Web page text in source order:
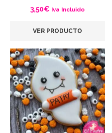
3,50€ Iva Incluido
VER PRODUCTO